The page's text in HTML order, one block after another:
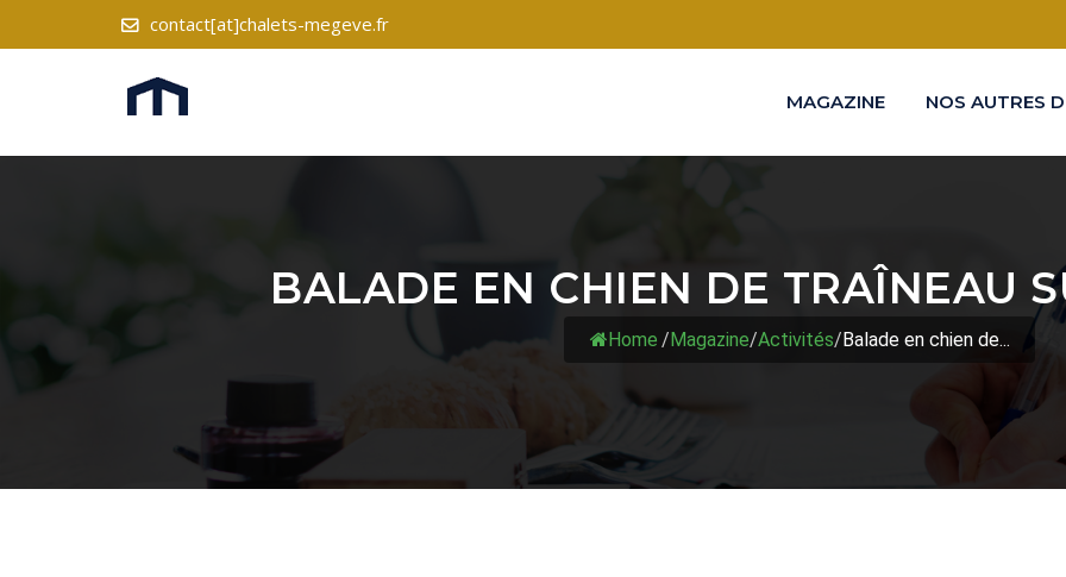
contact[at]chalets-megeve.fr
MAGAZINE NOS AUTRES
BALADE EN CHIEN DE TRAÎNEAU
Home /Magazine/Activités/Balade en chien de...